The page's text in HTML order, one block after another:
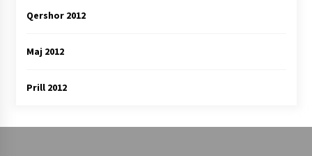
Qershor 2012
Maj 2012
Prill 2012